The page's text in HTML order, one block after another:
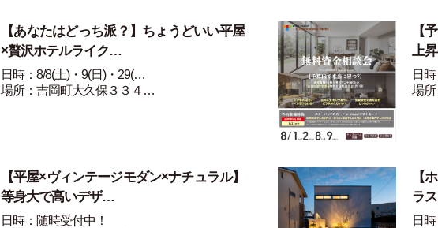
【あなたはどっち派？】ちょうどいい平屋
×贅沢ホテルライク…
日時：8/8(土)・9(日)・29(…
場所：吉岡町大久保３３４…
【
上
日
場
【平屋×ヴィンテージモダン×ナチュラル】
等身大で高いデザ…
日時：随時受付中！
【
ラ
日